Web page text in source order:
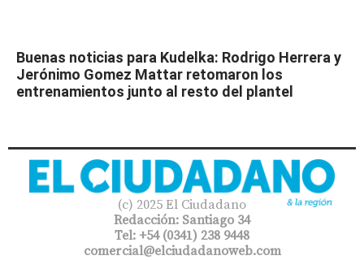
Buenas noticias para Kudelka: Rodrigo Herrera y
Jerónimo Gomez Mattar retomaron los
entrenamientos junto al resto del plantel
(c) 2025 El Ciudadano
Redacción: Santiago 34
Tel: +54 (0341) 238 9448
comercial@elciudadanoweb.com​